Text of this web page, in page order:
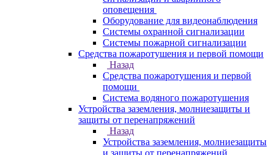
оповещения
Оборудование для видеонаблюдения
Системы охранной сигнализации
Системы пожарной сигнализации
Средства пожаротушения и первой помощи
Назад
Средства пожаротушения и первой
помощи
Система водяного пожаротушения
Устройства заземления, молниезащиты и
защиты от перенапряжений
Назад
Устройства заземления, молниезащиты
и защиты от перенапряжений